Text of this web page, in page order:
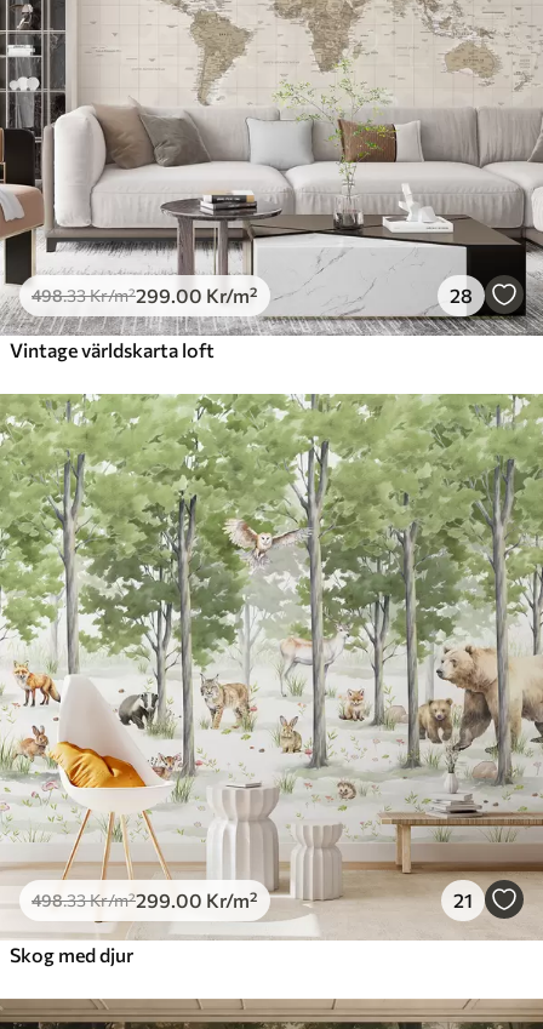
498.33Kr/m²299 .00 Kr/m² 28
Vintage världskarta loft
498.33Kr/m²299 .00 Kr/m² 21
Skog med djur